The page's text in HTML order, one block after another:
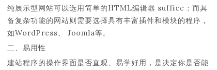
纯展示型网站可以选用简单的HTML编辑器 suffice；而具
备复杂功能的网站则需要选择具有丰富插件和模块的程序，
如WordPress、 Joomla等。
二、易用性
建站程序的操作界面是否直观、易学好用，是决定你是否能